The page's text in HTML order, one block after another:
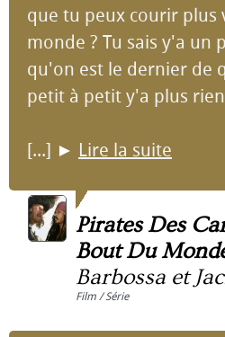
que tu peux courir plus
monde ? Tu sais y'a un
qu'on est le dernier de
petit à petit y'a plus
[...] ► Lire la suite
Pirates Des
Bout Du
Barbossa et
Film / Série